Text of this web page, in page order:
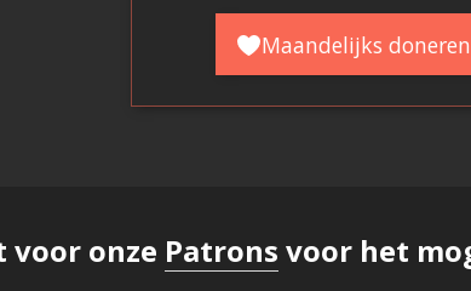
Maandelijks doneren
voor onze Patrons voor het